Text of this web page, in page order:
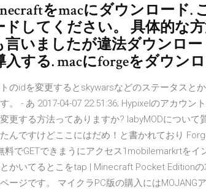
をmacにダウンロード.
ドしてください。 具体的な
いましたが違法ダウンロ
入する. macにforgeをダウン
のidを変更するとskywarsなどのステータスと
。 - あ 2017-04-07 22:51:36; Hypixelのアカウン
更する方法ってありますか? labyMODについ
んですけどここにはだめ！と書かれており
料でGETできまうにアクセス1mobilemarkrtを
かいてるとこをtap | Minecraft Pocket Edition
ージです。 マイクラPC版の購入にはMOJANG